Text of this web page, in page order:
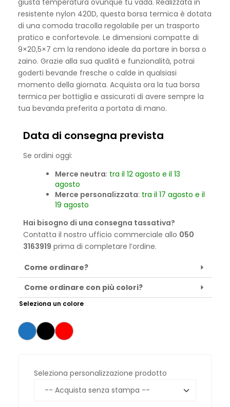
giusta temperatura ovunque tu vada. Realizzata in
resistente nylon 420D, questa borsa termica è dotata
di una comoda tracolla regolabile per un trasporto
pratico e confortevole. Le dimensioni compatte di
9×20,5×7 cm la rendono ideale da portare in borsa o
zaino. Grazie alla sua qualità e funzionalità, potrai
goderti bevande fresche o calde in qualsiasi
momento della giornata. Acquista ora la tua borsa
termica per bottiglia e assicurati di avere sempre la
tua bevanda preferita a portata di mano.
Data di consegna prevista
Se ordini oggi:
Merce neutra: tra il 12 agosto e il 13
agosto
Merce personalizzata: tra il 17 agosto e il
19 agosto
Hai bisogno di una consegna tassativa?
Contatta il nostro ufficio commerciale allo 050
3163919 prima di completare l’ordine.
Come ordinare?
Come ordinare con più colori?
Seleziona un colore
Seleziona personalizzazione prodotto